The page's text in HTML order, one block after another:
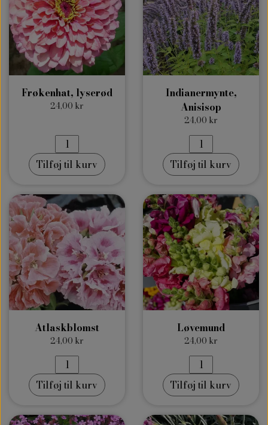
Frøkenhat, lyserød
24,00 kr
Tilføj til kurv
Indianermynte,
Anisisop
24,00 kr
Tilføj til kurv
Atlaskblomst
24,00 kr
Tilføj til kurv
Løvemund
24,00 kr
Tilføj til kurv